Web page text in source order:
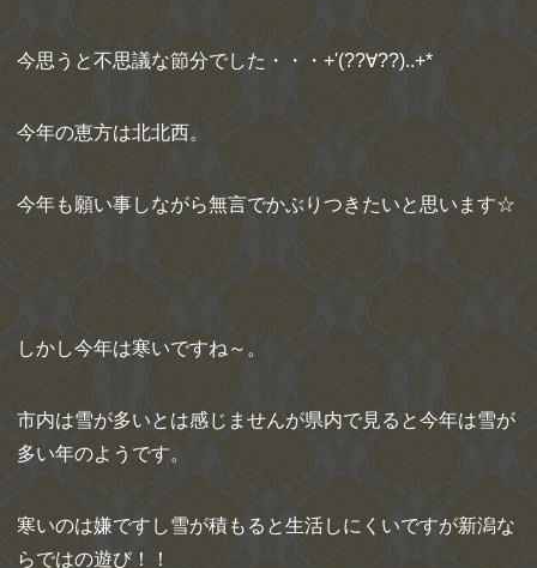
今思うと不思議な節分でした・・・+'(??∀??)..+*
今年の恵方は北北西。
今年も願い事しながら無言でかぶりつきたいと思います☆
しかし今年は寒いですね～。
市内は雪が多いとは感じませんが県内で見ると今年は雪が
多い年のようです。
寒いのは嫌ですし雪が積もると生活しにくいですが新潟な
らではの遊び！！